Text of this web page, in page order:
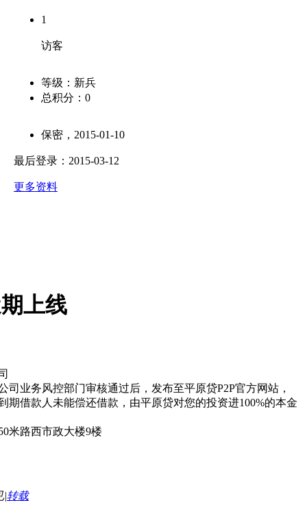
1
访客
等级： 新兵
总积分： 0
保密，2015-01-10
最后登录：2015-03-12
更多资料
上线
业务风控部门审核通过后，发布至平原贷P2P官方网站，
期借款人未能偿还借款，由平原贷对您的投资进100%的本金
米路西市政大楼9楼
|转载